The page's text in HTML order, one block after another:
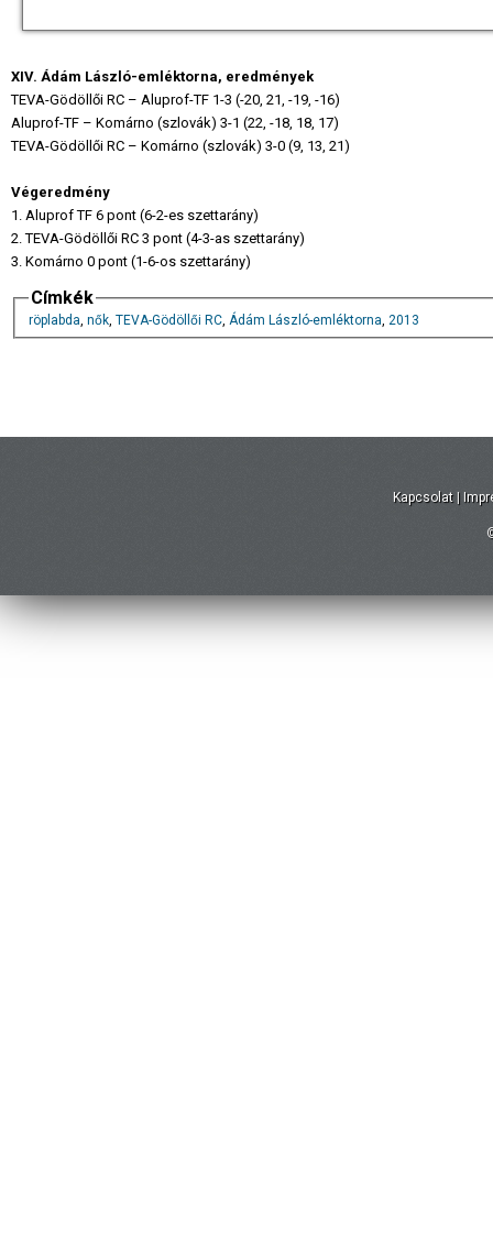
XIV. Ádám László-emléktorna, eredmények
TEVA-Gödöllői RC – Aluprof-TF 1-3 (-20, 21, -19, -16)
Aluprof-TF – Komárno (szlovák) 3-1 (22, -18, 18, 17)
TEVA-Gödöllői RC – Komárno (szlovák) 3-0 (9, 13, 21)
Végeredmény
1. Aluprof TF 6 pont (6-2-es szettarány)
2. TEVA-Gödöllői RC 3 pont (4-3-as szettarány)
3. Komárno 0 pont (1-6-os szettarány)
Címkék
röplabda, nők, TEVA-Gödöllői RC, Ádám László-emléktorna, 2013
Kapcsolat |